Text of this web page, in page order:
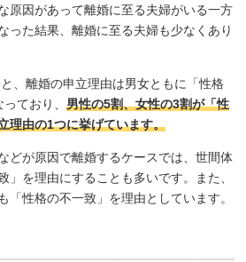
原因があって離婚に至る夫婦がいる一方
った結果、離婚に至る夫婦も少なくあり
、離婚の申立理由は男女ともに「性格
っており、男性の5割、女性の3割が「性
理由の1つに挙げています。
どが原因で離婚するケースでは、世間体
」を理由にすることも多いです。また、
「性格の不一致」を理由としています。